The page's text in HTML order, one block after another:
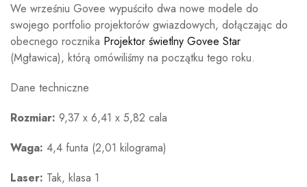
We wrześniu Govee wypuściło dwa nowe modele do
swojego portfolio projektorów gwiazdowych, dołączając do
obecnego rocznika Projektor świetlny Govee Star
(Mgławica), którą omówiliśmy na początku tego roku.
Dane techniczne
Rozmiar: 9,37 x 6,41 x 5,82 cala
Waga: 4,4 funta (2,01 kilograma)
Laser: Tak, klasa 1